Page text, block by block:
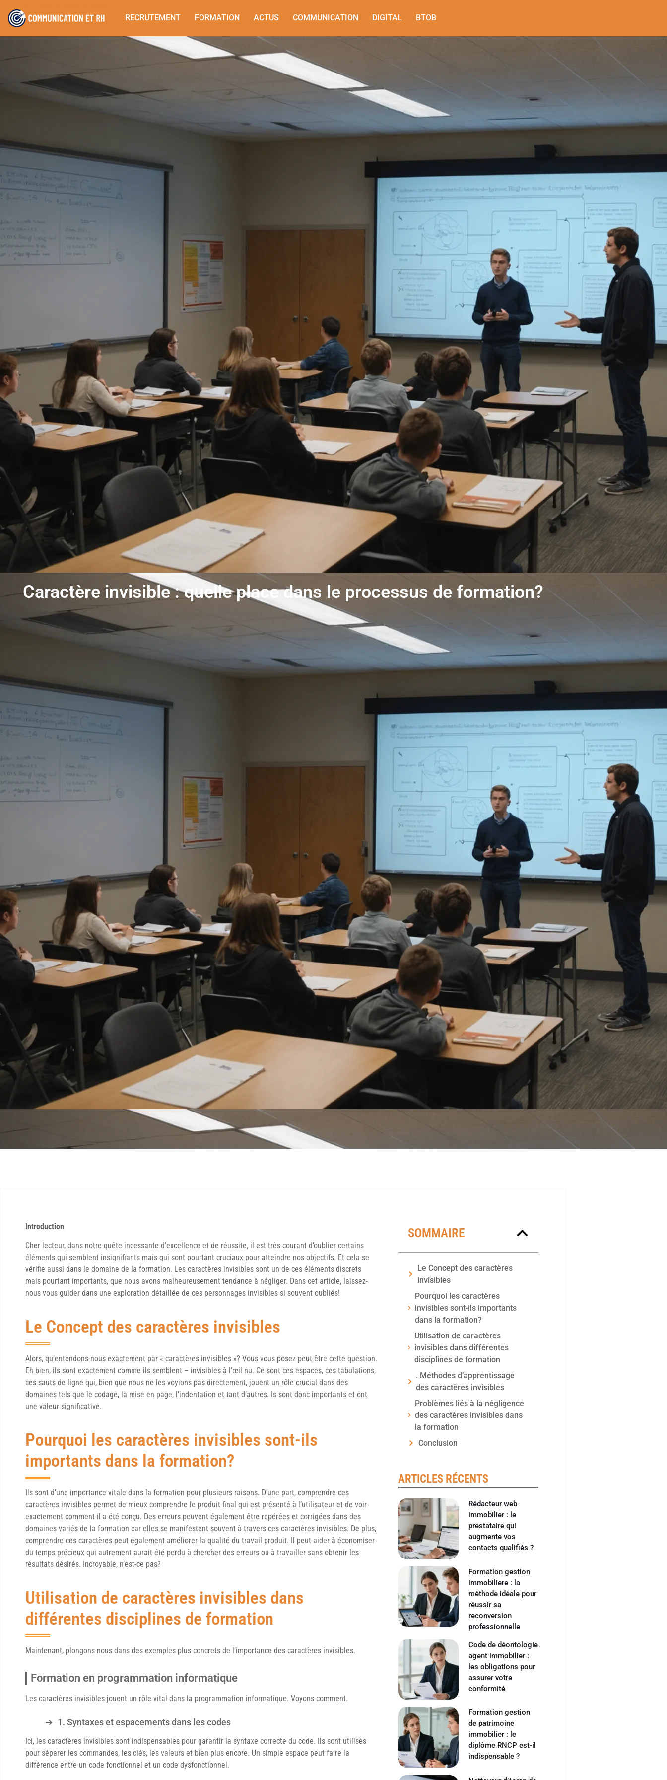
RECRUTEMENT FORMATION ACTUS COMMUNICATION DIGITAL BTOB
Caractère invisible : quelle place dans le processus de formation?
Introduction
Cher lecteur, dans notre quête incessante d’excellence et de réussite, il est très courant d’oublier certains
éléments qui semblent insignifiants mais qui sont pourtant cruciaux pour atteindre nos objectifs. Et cela se
vérifie aussi dans le domaine de la formation. Les caractères invisibles sont un de ces éléments discrets
mais pourtant importants, que nous avons malheureusement tendance à négliger. Dans cet article, laissez-
nous vous guider dans une exploration détaillée de ces personnages invisibles si souvent oubliés!
Le Concept des caractères invisibles
Alors, qu’entendons-nous exactement par « caractères invisibles »? Vous vous posez peut-être cette question.
Eh bien, ils sont exactement comme ils semblent – invisibles à l’œil nu. Ce sont ces espaces, ces tabulations,
ces sauts de ligne qui, bien que nous ne les voyions pas directement, jouent un rôle crucial dans des
domaines tels que le codage, la mise en page, l’indentation et tant d’autres. Is sont donc importants et ont
une valeur significative.
Pourquoi les caractères invisibles sont-ils
importants dans la formation?
Ils sont d’une importance vitale dans la formation pour plusieurs raisons. D’une part, comprendre ces
caractères invisibles permet de mieux comprendre le produit final qui est présenté à l’utilisateur et de voir
exactement comment il a été conçu. Des erreurs peuvent également être repérées et corrigées dans des
domaines variés de la formation car elles se manifestent souvent à travers ces caractères invisibles. De plus,
comprendre ces caractères peut également améliorer la qualité du travail produit. Il peut aider à économiser
du temps précieux qui autrement aurait été perdu à chercher des erreurs ou à travailler sans obtenir les
résultats désirés. Incroyable, n’est-ce pas?
Utilisation de caractères invisibles dans
différentes disciplines de formation
Maintenant, plongons-nous dans des exemples plus concrets de l’importance des caractères invisibles.
Formation en programmation informatique
Les caractères invisibles jouent un rôle vital dans la programmation informatique. Voyons comment.
1. Syntaxes et espacements dans les codes
Ici, les caractères invisibles sont indispensables pour garantir la syntaxe correcte du code. Ils sont utilisés
pour séparer les commandes, les clés, les valeurs et bien plus encore. Un simple espace peut faire la
différence entre un code fonctionnel et un code dysfonctionnel.
SOMMAIRE
Le Concept des caractères
invisibles
Pourquoi les caractères
invisibles sont-ils importants
dans la formation?
Utilisation de caractères
invisibles dans différentes
disciplines de formation
. Méthodes d’apprentissage
des caractères invisibles
Problèmes liés à la négligence
des caractères invisibles dans
la formation
Conclusion
ARTICLES RÉCENTS
Rédacteur web
immobilier : le
prestataire qui
augmente vos
contacts qualifiés ?
Formation gestion
immobiliere : la
méthode idéale pour
réussir sa
reconversion
professionnelle
Code de déontologie
agent immobilier :
les obligations pour
assurer votre
conformité
Formation gestion
de patrimoine
immobilier : le
diplôme RNCP est-il
indispensable ?